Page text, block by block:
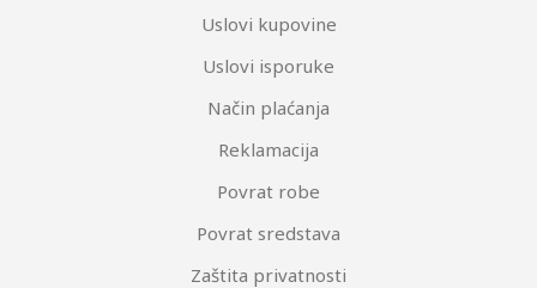
Uslovi kupovine
Uslovi isporuke
Način plaćanja
Reklamacija
Povrat robe
Povrat sredstava
Zaštita privatnosti